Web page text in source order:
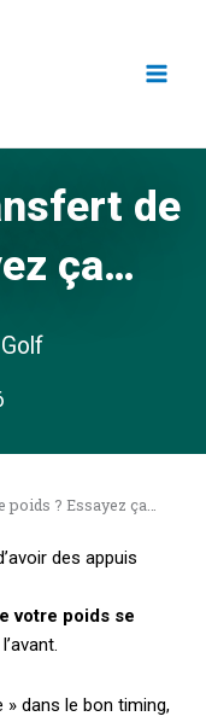
de
ça…
? Essayez ça…
des appuis
votre poids se
dans le bon timing,